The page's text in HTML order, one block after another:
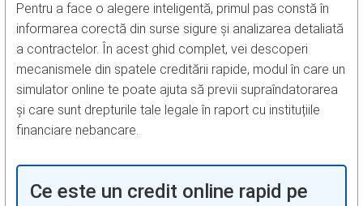
Pentru a face o alegere inteligentă, primul pas constă în
informarea corectă din surse sigure și analizarea detaliată
a contractelor. În acest ghid complet, vei descoperi
mecanismele din spatele creditării rapide, modul în care un
simulator online te poate ajuta să previi supraîndatorarea
și care sunt drepturile tale legale în raport cu instituțiile
financiare nebancare.
Ce este un credit online rapid pe